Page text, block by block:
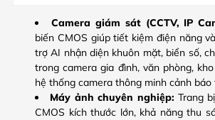
Camera giám sát (CCTV, IP
biến CMOS giúp tiết kiệm điện năng
trợ AI nhận diện khuôn mặt, biển số,
trong camera gia đình, văn phòng,
hệ thống camera thông minh cảnh báo
Máy ảnh chuyên nghiệp: Trang
CMOS kích thước lớn, khả năng thu